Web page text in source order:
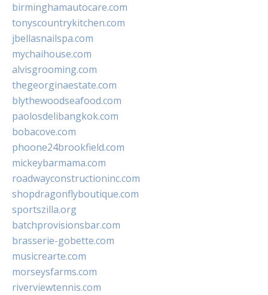
birminghamautocare.com
tonyscountrykitchen.com
jbellasnailspa.com
mychaihouse.com
alvisgrooming.com
thegeorginaestate.com
blythewoodseafood.com
paolosdelibangkok.com
bobacove.com
phoone24brookfield.com
mickeybarmama.com
roadwayconstructioninc.com
shopdragonflyboutique.com
sportszilla.org
batchprovisionsbar.com
brasserie-gobette.com
musicrearte.com
morseysfarms.com
riverviewtennis.com